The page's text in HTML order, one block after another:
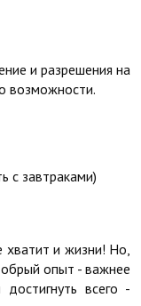
и разрешения на
возможности.
с завтраками)
хватит и жизни! Но,
опыт - важнее
всего -